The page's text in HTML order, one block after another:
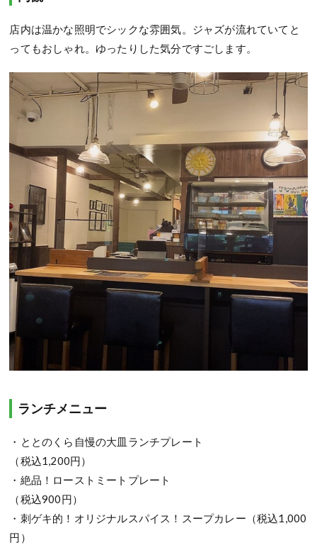
店内は温かな照明でシックな雰囲気。ジャズが流れていてと
ってもおしゃれ。ゆったりした気分ですごします。
ランチメニュー
・ととのくら自慢の大皿ランチプレート
（税込1,200円）
・絶品！ローストミートプレート
（税込900円）
・刺ゲキ的！オリジナルスパイス！スープカレー（税込1,000
円）